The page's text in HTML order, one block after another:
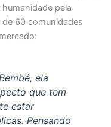
pela
de 60 comunidades
ela
que tem
estar
Pensando